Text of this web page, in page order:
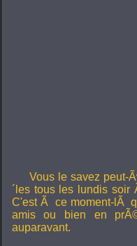
Vous le savez peut-
´les tous les lundis
C'est Ã ce moment-lÃ
amis ou bien en
auparavant.